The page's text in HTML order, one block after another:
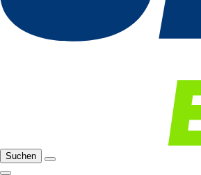
Suchen